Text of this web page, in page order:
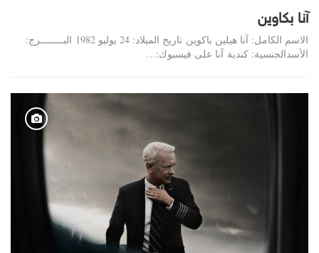
آنا بكاوين
الاسم الكامل: آنا هيلين باكوين تاريخ الميلاد: 24 يوليو 1982 البــــــــرج:
الأسدالجنسية: كندية آنا على فيسبوك:…